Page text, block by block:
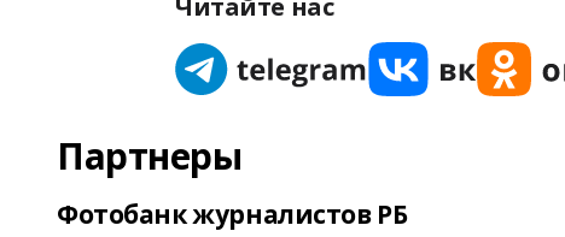
Читайте нас
Партнеры
Фотобанк журналистов РБ